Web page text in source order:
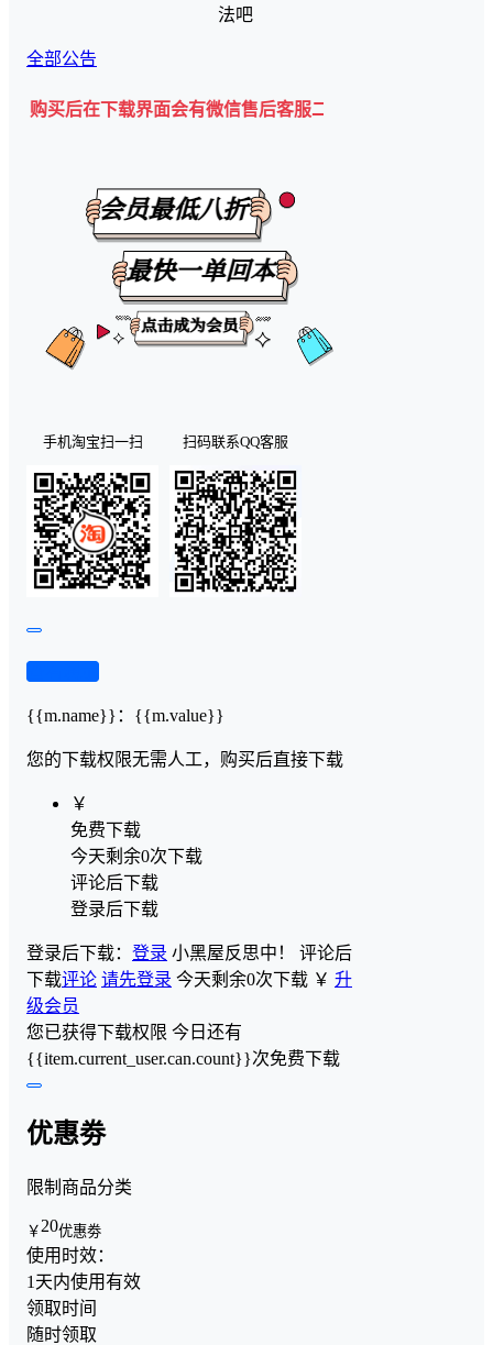
法吧
全部公告
下载界面会有微信售后客服二维码💡
手机淘宝扫一扫 扫码联系QQ客服
{{m.name}} ： {{m.value}}
您的下载权限无需人工，购买后直接下载
￥
免费下载
今天剩余0次下载
评论后下载
登录后下载
登录后下载： 登录 小黑屋反思中！ 评论后
下载评论 请先登录 今天剩余0次下载 ￥ 升
级会员
您已获得下载权限 今日还有
{{item.current_user.can.count}}次免费下载
优惠劵
限制商品分类
￥ 20优惠劵
使用时效：
1天内使用有效
领取时间
随时领取